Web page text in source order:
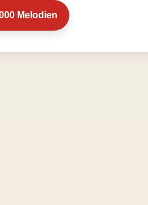
Melodien